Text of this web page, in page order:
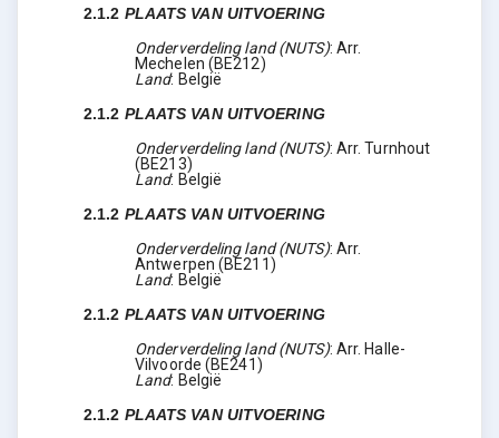
2.1.2 PLAATS VAN UITVOERING
Onderverdeling land (NUTS): Arr.
Mechelen (BE212)
Land: België
2.1.2 PLAATS VAN UITVOERING
Onderverdeling land (NUTS): Arr. Turnhout
(BE213)
Land: België
2.1.2 PLAATS VAN UITVOERING
Onderverdeling land (NUTS): Arr.
Antwerpen (BE211)
Land: België
2.1.2 PLAATS VAN UITVOERING
Onderverdeling land (NUTS): Arr. Halle-
Vilvoorde (BE241)
Land: België
2.1.2 PLAATS VAN UITVOERING